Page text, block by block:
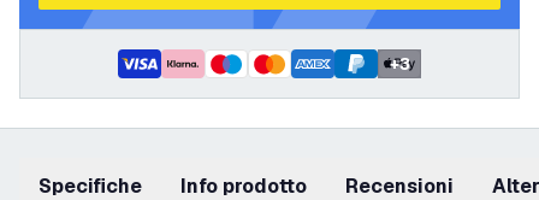
+3
Specifiche info prodotto recensioni